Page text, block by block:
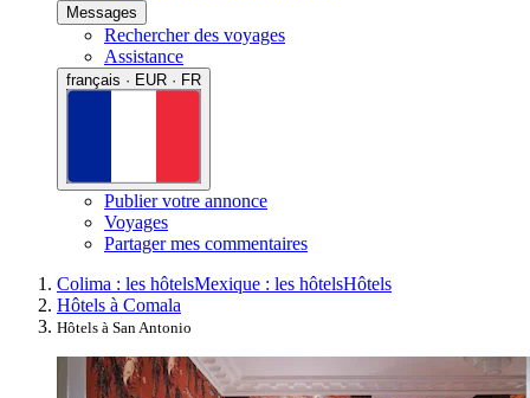
Messages
Rechercher des voyages
Assistance
français · EUR · FR
Publier votre annonce
Voyages
Partager mes commentaires
Colima : les hôtelsMexique : les hôtelsHôtels
Hôtels à Comala
Hôtels à San Antonio